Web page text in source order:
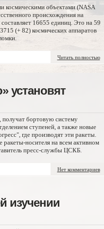
космическими объектами (NASA
происхождения на
16655 единиц. Это на 59
(+ 82) космических аппаратов
Читать полностью
установят
получат бортовую систему
ступеней, а также новые
где производят эти ракеты.
ракеты-носителя на всем активном
пресс-службы ЦСКБ.
Нет комментариев
изучении